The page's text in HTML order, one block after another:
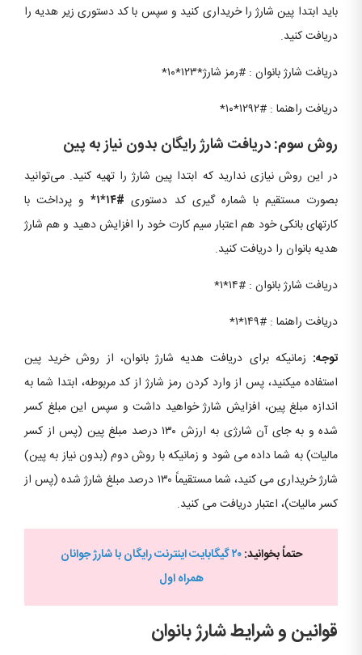
باید ابتدا پین شارژ را خریداری کنید و سپس با کد دستوری زیر هدیه را
دریافت کنید.
دریافت شارژ بانوان : #رمز شارژ*۱۲۳*۱۰*
دریافت راهنما : #۱۲۹۲*۱۰*
روش سوم: دریافت شارژ رایگان بدون نیاز به پین
در این روش نیازی ندارید که ابتدا پین شارژ را تهیه کنید. می‌توانید
بصورت مستقیم با شماره‌ گیری کد دستوری #۱۴*۱*
و پرداخت با
کارتهای بانکی خود هم اعتبار سیم کارت خود را افزایش دهید و هم شارژ
هدیه بانوان را دریافت کنید.
دریافت شارژ بانوان : #۱۴*۱*
دریافت راهنما : #۱۴۹*۱*
توجه: زمانیکه برای دریافت هدیه شارژ بانوان، از روش خرید پین
استفاده میکنید، پس از وارد کردن رمز شارژ از کد مربوطه، ابتدا شما به
اندازه مبلغ پین، افزایش شارژ خواهید داشت و سپس این مبلغ کسر
شده و به جای آن شارژی به ارزش ۱۳۰ درصد مبلغ پین (پس از کسر
مالیات) به شما داده می شود و زمانیکه با روش دوم (بدون نیاز به پین)
شارژ خریداری می کنید، شما مستقیماً ۱۳۰ درصد مبلغ شارژ شده (پس از
کسر مالیات)، اعتبار دریافت می کنید.
حتماً بخوانید: ۲۰ گیگابایت اینترنت رایگان با شارژ جوانان
همراه اول
قوانین و شرایط شارژ بانوان